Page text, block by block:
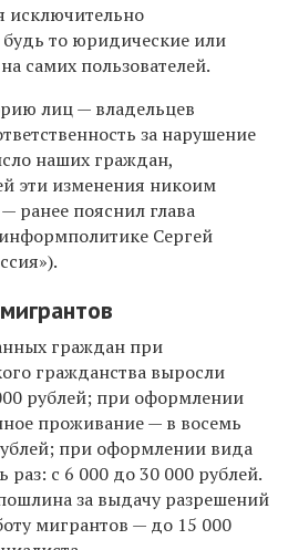
исключительно
будь то юридические или
самих пользователей.
лиц — владельцев
за нарушение
наших граждан,
эти изменения никоим
ранее пояснил глава
Сергей
граждан при
гражданства выросли
рублей; при оформлении
проживание — в восемь
при оформлении вида
раз: с 6 000 до 30 000 рублей.
за выдачу разрешений
мигрантов — до 15 000